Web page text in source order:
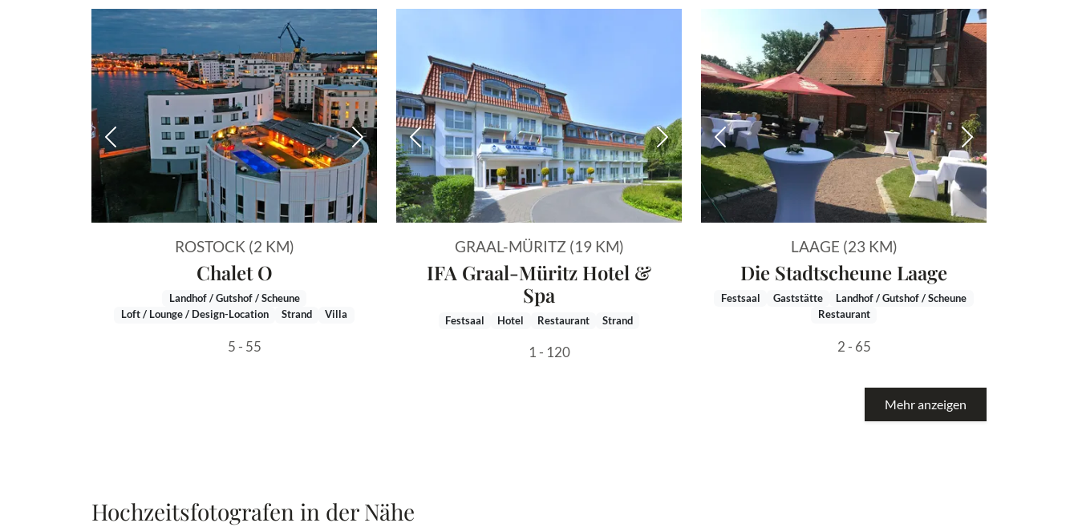
Vorheriges Bild Nächstes Bild
ROSTOCK (2 KM)
Chalet O
Landhof / Gutshof / Scheune
Loft / Lounge / Design-Location
Strand Villa
5 - 55
Vorheriges Bild Nächstes Bild
GRAAL-MÜRITZ (19 KM)
IFA Graal-Müritz Hotel &
Spa
Festsaal Hotel Restaurant Strand
1 - 120
Vorheriges Bild Nächstes Bild
LAAGE (23 KM)
Die Stadtscheune Laage
Festsaal Gaststätte
Landhof / Gutshof / Scheune
Restaurant
2 - 65
Mehr anzeigen
Hochzeitsfotografen in der Nähe